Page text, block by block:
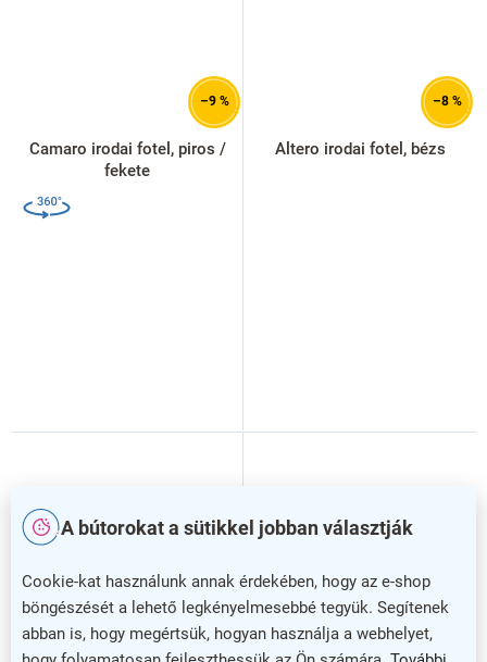
A bútorokat a sütikkel jobban választják
Cookie-kat használunk annak érdekében, hogy az e-shop
böngészését a lehető legkényelmesebbé tegyük. Segítenek
abban is, hogy megértsük, hogyan használja a webhelyet,
–9 %
Camaro irodai fotel, piros /
fekete
–8 %
Altero irodai fotel, bézs
–30 %